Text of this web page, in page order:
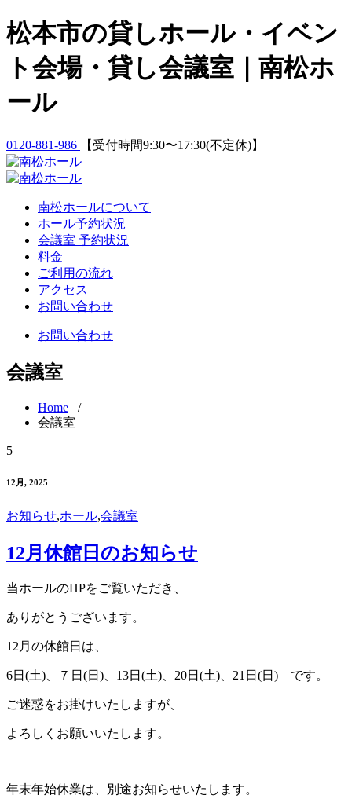
Skip
to
松本市の貸しホール・イベン
ト会場・貸し会議室｜南松ホ
ール
0120-881-986 【受付時間9:30〜17:30(不定休)】
南松ホールについて
ホール予約状況
会議室 予約状況
料金
ご利用の流れ
アクセス
お問い合わせ
お問い合わせ
会議室
Home /
会議室
5
12月, 2025
お知らせ,ホール,会議室
12月休館日のお知らせ
当ホールのHPをご覧いただき、
ありがとうございます。
12月の休館日は、
6日(土)、７日(日)、13日(土)、20日(土)、21日(日) です。
ご迷惑をお掛けいたしますが、
よろしくお願いいたします。
年末年始休業は、別途お知らせいたします。